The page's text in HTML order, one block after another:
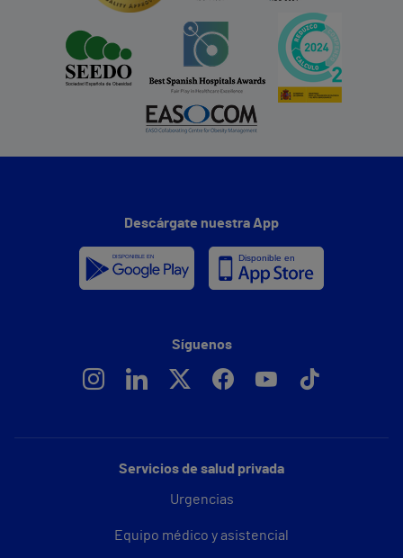
Servicios de salud privada
Urgencias
Equipo médico y asistencial
Descárgate nuestra App
Síguenos